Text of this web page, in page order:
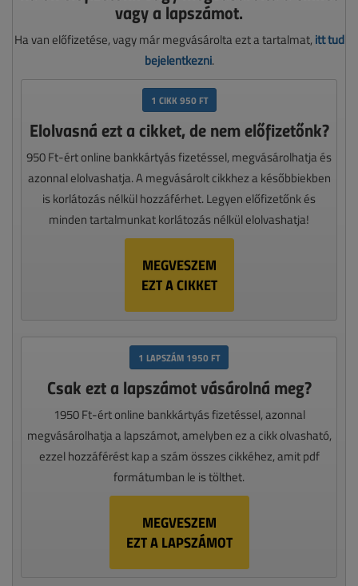
vagy a lapszámot.
Ha van előfizetése, vagy már megvásárolta ezt a tartalmat, itt tud
bejelentkezni.
1 CIKK 950 FT
Elolvasná ezt a cikket, de nem előfizetőnk?
950 Ft-ért online bankkártyás fizetéssel, megvásárolhatja és
azonnal elolvashatja. A megvásárolt cikkhez a későbbiekben
is korlátozás nélkül hozzáférhet. Legyen előfizetőnk és
minden tartalmunkat korlátozás nélkül elolvashatja!
MEGVESZEM
EZT A CIKKET
1 LAPSZÁM 1950 FT
Csak ezt a lapszámot vásárolná meg?
1950 Ft-ért online bankkártyás fizetéssel, azonnal
megvásárolhatja a lapszámot, amelyben ez a cikk olvasható,
ezzel hozzáférést kap a szám összes cikkéhez, amit pdf
formátumban le is tölthet.
MEGVESZEM
EZT A LAPSZÁMOT